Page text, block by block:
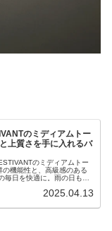
のミディアムトー
上質さを手に入れるバ
のミディアムトー
の機能性と、高級感のある
日を快適に。雨の日も安
2025.04.13